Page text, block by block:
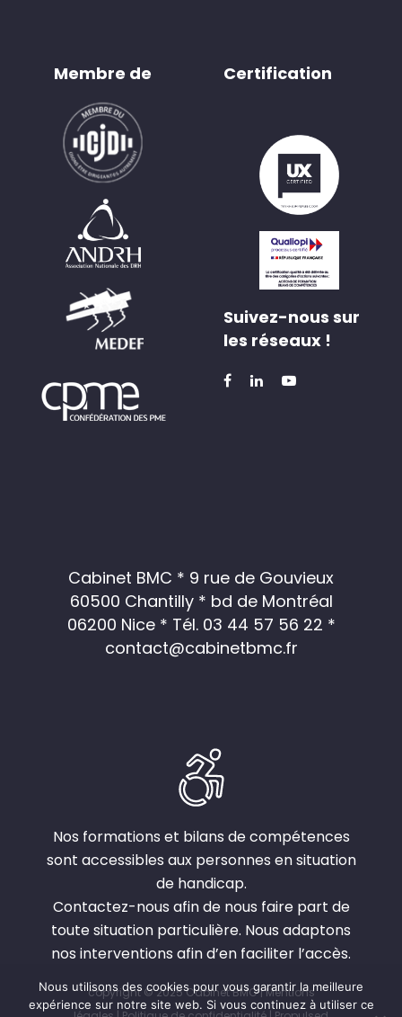
Membre de Certification
Suivez-nous sur
les réseaux !
Cabinet BMC * 9 rue de Gouvieux
60500 Chantilly * bd de Montréal
06200 Nice * Tél. 03 44 57 56 22 *
contact@cabinetbmc.fr
Nos formations et bilans de compétences
sont accessibles aux personnes en situation
de handicap.
Contactez-nous afin de nous faire part de
toute situation particulière. Nous adaptons
nos interventions afin d’en faciliter l’accès.
copyright © 2025 Cabinet BMC |Mentions
Nous utilisons des cookies pour vous garantir la meilleure
expérience sur notre site web. Si vous continuez à utiliser ce